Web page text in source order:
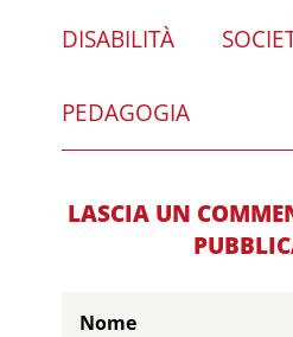
DISABILITÀ
PEDAGOGIA
LASCIA UN
Nome